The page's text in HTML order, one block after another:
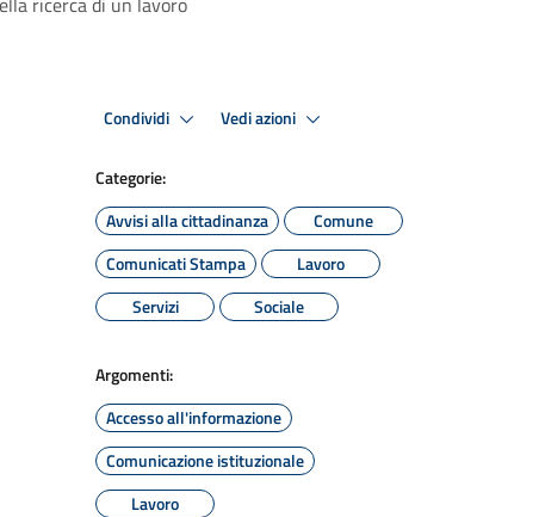
Condividi Vedi azioni
Categorie:
Avvisi alla cittadinanza
Comune
Comunicati Stampa
Lavoro
Servizi
Sociale
Argomenti:
Accesso all'informazione
Comunicazione istituzionale
Lavoro